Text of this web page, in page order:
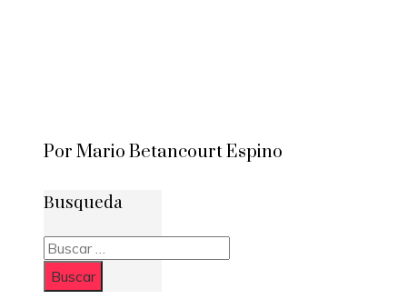
Por Mario Betancourt Espino
Busqueda
Buscar: